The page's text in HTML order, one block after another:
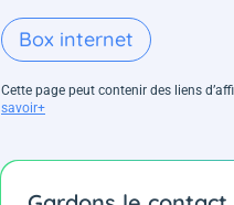
Box internet
Cette page peut contenir des liens
savoir+